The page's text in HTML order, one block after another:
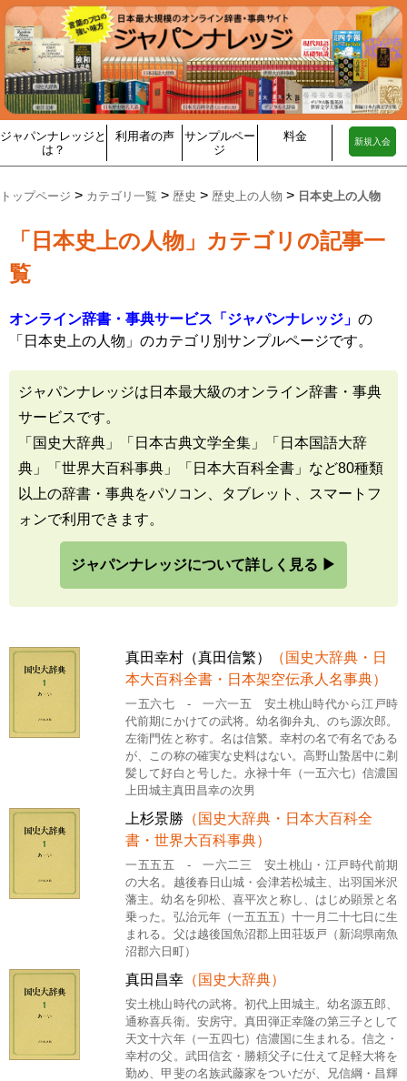
ジャパンナレッジと
は？
利用者の声
サンプルペー
ジ
料金 新規入会
トップページ > カテゴリ一覧 > 歴史 > 歴史上の人物 > 日本史上の人物
「日本史上の人物」カテゴリの記事一
覧
オンライン辞書・事典サービス「ジャパンナレッジ」 の
「日本史上の人物」のカテゴリ別サンプルページです。
ジャパンナレッジは日本最大級のオンライン辞書・事典
サービスです。
「国史大辞典」「日本古典文学全集」「日本国語大辞
典」「世界大百科事典」「日本大百科全書」など80種類
以上の辞書・事典をパソコン、タブレット、スマートフ
ォンで利用できます。
ジャパンナレッジについて詳しく見る ▶
真田幸村（真田信繁）
（国史大辞典・日
本大百科全書・日本架空伝承人名事典）
一五六七 - 一六一五 安土桃山時代から江戸時
代前期にかけての武将。幼名御弁丸、のち源次郎。
左衛門佐と称す。名は信繁。幸村の名で有名である
が、この称の確実な史料はない。高野山蟄居中に剃
髪して好白と号した。永禄十年（一五六七）信濃国
上田城主真田昌幸の次男
上杉景勝 （国史大辞典・日本大百科全
書・世界大百科事典）
一五五五 - 一六二三 安土桃山・江戸時代前期
の大名。越後春日山城・会津若松城主、出羽国米沢
藩主。幼名を卯松、喜平次と称し、はじめ顕景と名
乗った。弘治元年（一五五五）十一月二十七日に生
まれる。父は越後国魚沼郡上田荘坂戸（新潟県南魚
沼郡六日町）
真田昌幸 （国史大辞典）
安土桃山時代の武将。初代上田城主。幼名源五郎、
通称喜兵衛。安房守。真田弾正幸隆の第三子として
天文十六年（一五四七）信濃国に生まれる。信之・
幸村の父。武田信玄・勝頼父子に仕えて足軽大将を
勤め、甲斐の名族武藤家をついだが、兄信綱・昌輝